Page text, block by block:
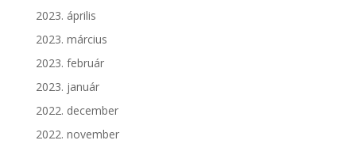
2023. április
2023. március
2023. február
2023. január
2022. december
2022. november